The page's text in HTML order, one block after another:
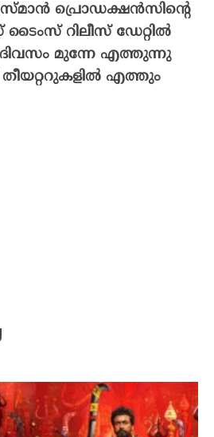
പ്രൊഡക്ഷൻസിന്റെ
റിലീസ് ഡേറ്റിൽ
ദിവസം മുന്നേ എത്തുന്നു
തീയറ്ററുകളിൽ എത്തും